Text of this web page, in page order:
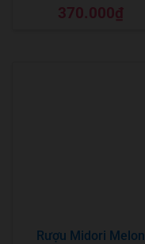
Được xếp
hạng55 sao
370.000₫
Rượu Midori Melon